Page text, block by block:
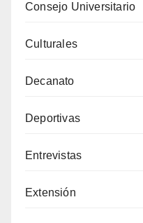
Consejo Universitario
Culturales
Decanato
Deportivas
Entrevistas
Extensión